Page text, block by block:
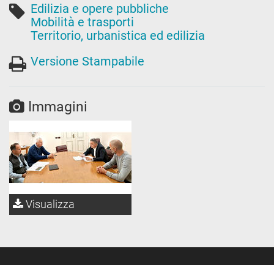
Edilizia e opere pubbliche
Mobilità e trasporti
Territorio, urbanistica ed edilizia
Versione Stampabile
Immagini
Visualizza